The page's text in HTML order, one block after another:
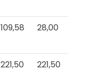
109,58
28,00
221,50
221,50